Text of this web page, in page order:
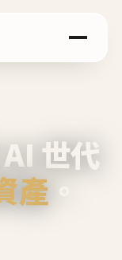
世代
產 。